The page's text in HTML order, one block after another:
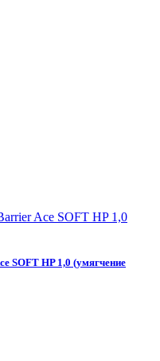
SOFT HP 1,0 (умягчение